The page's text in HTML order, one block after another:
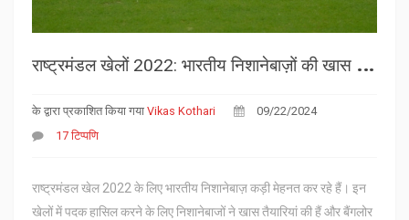
र
ाष्ट्रमंडल खेलों 2022: भारतीय निशानेबाज़ों की खास तैयारी
के द्वारा प्रकाशित किया गया Vikas Kothari
09/22/2024
17 टिप्पणि
राष्ट्रमंडल खेल 2022 के लिए भारतीय निशानेबाज़ कड़ी मेहनत कर रहे हैं। इन
खेलों में पदक हासिल करने के लिए निशानेबाजों ने खास तैयारियां की हैं और बैंगलोर